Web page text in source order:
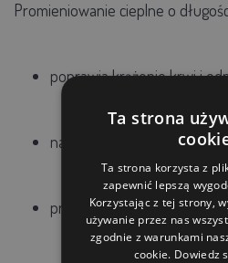
Promieniowanie cieplne o
poprawia krążenie krwi i
nasila aktywność
przyspiesza proces wzrostu
Ta strona
Ta strona korzysta z
zapewnić lepszą
Korzystając z tej strony,
używanie przez nas
zgodnie z warunkami
cookie. Dowiedz